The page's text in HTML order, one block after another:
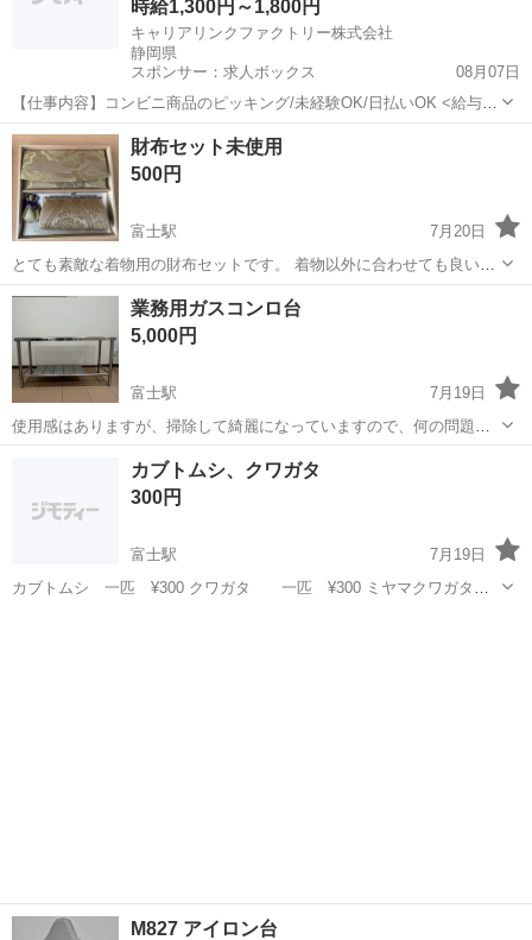
時給1,300円～1,800円
キャリアリンクファクトリー株式会社
静岡県
スポンサー：求人ボックス
08月07日
【仕事内容】コンビニ商品のピッキング/未経験OK/日払いOK <給与>
時給1300～1800円 <勤務地> 静岡県 焼津市 「社員を企業に派遣して
終わり」ではありません/ 就業中のモチベーション維持やフォロー対応
のために 派遣社...
アルバイト・パート
財布セット未使用
500円
富士駅
7月20日
とても素敵な着物用の財布セットです。 着物以外に合わせても良いと
思います^_^ 新品未使用ですが、 ※経年によるシミあり 画像1 がま口
静岡 富士市 富士駅
業務用ガスコンロ台
5,000円
富士駅
7月19日
使用感はありますが、掃除して綺麗になっていますので、何の問題も
なく使えます。 120✖️50✖️60
富士駅 その他
カブトムシ、クワガタ
300円
富士駅
7月19日
カブトムシ 一匹 ¥300 クワガタ 一匹 ¥300 ミヤマクワガタ
M827 アイロン台